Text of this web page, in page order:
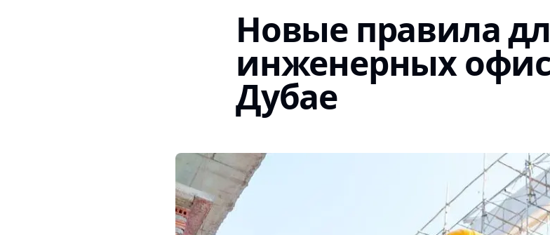
Новые правила
инженерных
Дубае